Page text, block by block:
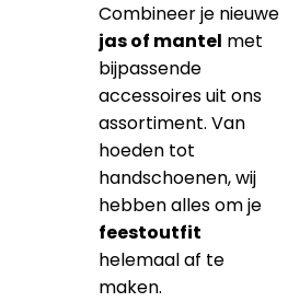
Combineer je nieuwe
jas of mantel met
bijpassende
accessoires uit ons
assortiment. Van
hoeden tot
handschoenen, wij
hebben alles om je
feestoutfit
helemaal af te
maken.